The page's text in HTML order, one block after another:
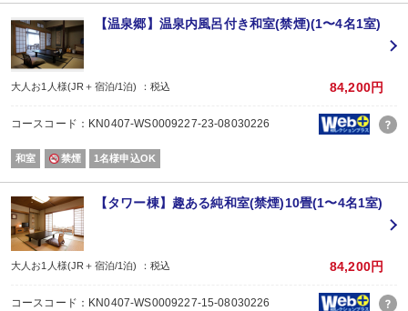
食前茶(酒)/八寸/吸物/造里/肉料理/食中茶/魚料理/御飯/汁物/香物/甘味/食後茶
※季節や仕入れ状況により内容を変更致します。
※現在提供中の詳しい内容については公式サイトレストランページでご確認く
※小学生のお子様はお子様会席、未就学のお子様はワンプレート料理にてご用
大人の方と同内容を希望される場合は、大人の方としてお申込みください。
広間「孔雀」にてバラエティーに富んだ和洋ブッフェ、または日本食「利休
嬉野名物の温泉湯湯豆腐もお楽しみ頂けます。
(ご朝食営業時間)
7：00～9：30(9：00最終入場)
【添い寝のお子様について】幼児（食事・布団なし）施設使用料1,100円現
【温泉郷】温泉内風呂付き和室(禁煙)(1〜4名1室)
大人お1人様(JR＋宿泊/1泊) ：税込 84,200円
コースコード：KN0407-WS0009227-23-08030226
和室 禁煙 1名様申込OK
【タワー棟】趣ある純和室(禁煙)10畳(1〜4名1室)
大人お1人様(JR＋宿泊/1泊) ：税込 84,200円
コースコード：KN0407-WS0009227-15-08030226